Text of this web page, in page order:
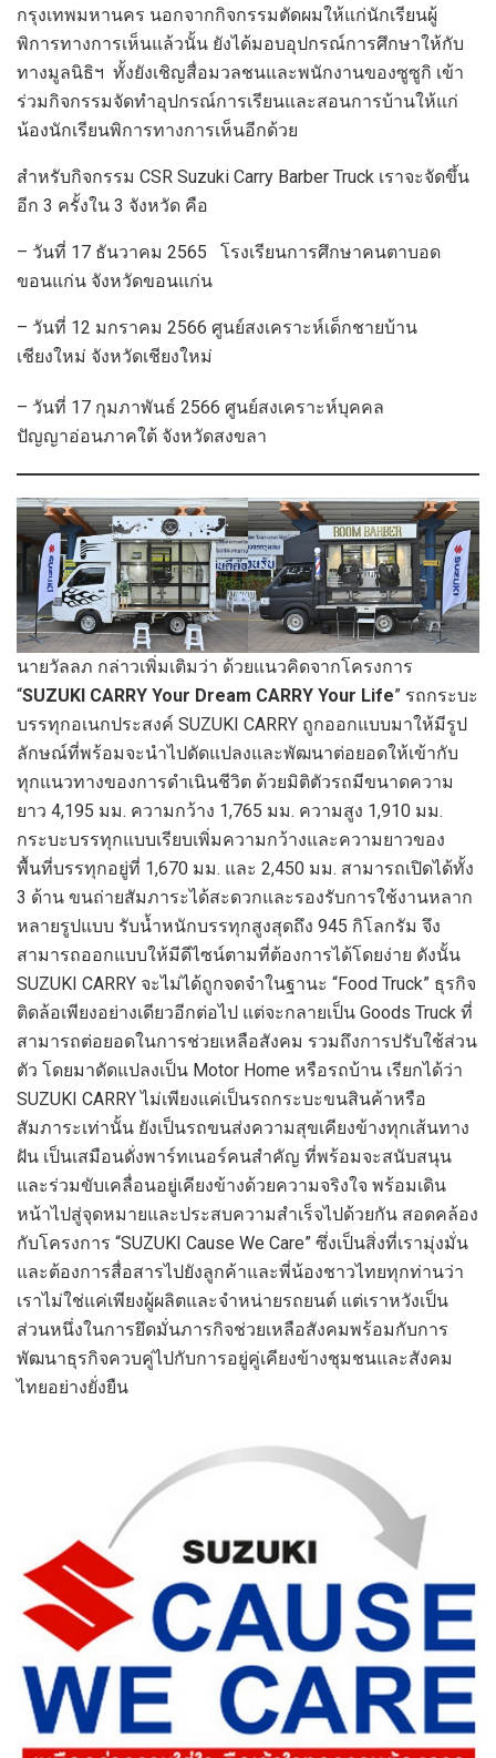
กรุงเทพมหานคร นอกจากกิจกรรมตัดผมให้แก่นักเรียนผู้
พิการทางการเห็นแล้วนั้น ยังได้มอบอุปกรณ์การศึกษาให้กับ
ทางมูลนิธิฯ ทั้งยังเชิญสื่อมวลชนและพนักงานของซูซูกิ เข้า
ร่วมกิจกรรมจัดทำอุปกรณ์การเรียนและสอนการบ้านให้แก่
น้องนักเรียนพิการทางการเห็นอีกด้วย
สำหรับกิจกรรม CSR Suzuki Carry Barber Truck เราจะจัดขึ้น
อีก 3 ครั้งใน 3 จังหวัด คือ
– วันที่ 17 ธันวาคม 2565 โรงเรียนการศึกษาคนตาบอด
ขอนแก่น จังหวัดขอนแก่น
– วันที่ 12 มกราคม 2566 ศูนย์สงเคราะห์เด็กชายบ้าน
เชียงใหม่ จังหวัดเชียงใหม่
– วันที่ 17 กุมภาพันธ์ 2566 ศูนย์สงเคราะห์บุคคล
ปัญญาอ่อนภาคใต้ จังหวัดสงขลา
นายวัลลภ กล่าวเพิ่มเติมว่า ด้วยแนวคิดจากโครงการ
“SUZUKI CARRY Your Dream CARRY Your Life” รถกระบะ
บรรทุกอเนกประสงค์ SUZUKI CARRY ถูกออกแบบมาให้มีรูป
ลักษณ์ที่พร้อมจะนำไปดัดแปลงและพัฒนาต่อยอดให้เข้ากับ
ทุกแนวทางของการดำเนินชีวิต ด้วยมิติตัวรถมีขนาดความ
ยาว 4,195 มม. ความกว้าง 1,765 มม. ความสูง 1,910 มม.
กระบะบรรทุกแบบเรียบเพิ่มความกว้างและความยาวของ
พื้นที่บรรทุกอยู่ที่ 1,670 มม. และ 2,450 มม. สามารถเปิดได้ทั้ง
3 ด้าน ขนถ่ายสัมภาระได้สะดวกและรองรับการใช้งานหลาก
หลายรูปแบบ รับน้ำหนักบรรทุกสูงสุดถึง 945 กิโลกรัม จึง
สามารถออกแบบให้มีดีไซน์ตามที่ต้องการได้โดยง่าย ดังนั้น
SUZUKI CARRY จะไม่ได้ถูกจดจำในฐานะ “Food Truck” ธุรกิจ
ติดล้อเพียงอย่างเดียวอีกต่อไป แต่จะกลายเป็น Goods Truck ที่
สามารถต่อยอดในการช่วยเหลือสังคม รวมถึงการปรับใช้ส่วน
ตัว โดยมาดัดแปลงเป็น Motor Home หรือรถบ้าน เรียกได้ว่า
SUZUKI CARRY ไม่เพียงแค่เป็นรถกระบะขนสินค้าหรือ
สัมภาระเท่านั้น ยังเป็นรถขนส่งความสุขเคียงข้างทุกเส้นทาง
ฝัน เป็นเสมือนดั่งพาร์ทเนอร์คนสำคัญ ที่พร้อมจะสนับสนุน
และร่วมขับเคลื่อนอยู่เคียงข้างด้วยความจริงใจ พร้อมเดิน
หน้าไปสู่จุดหมายและประสบความสำเร็จไปด้วยกัน สอดคล้อง
กับโครงการ “SUZUKI Cause We Care” ซึ่งเป็นสิ่งที่เรามุ่งมั่น
และต้องการสื่อสารไปยังลูกค้าและพี่น้องชาวไทยทุกท่านว่า
เราไม่ใช่แค่เพียงผู้ผลิตและจำหน่ายรถยนต์ แต่เราหวังเป็น
ส่วนหนึ่งในการยึดมั่นภารกิจช่วยเหลือสังคมพร้อมกับการ
พัฒนาธุรกิจควบคู่ไปกับการอยู่คู่เคียงข้างชุมชนและสังคม
ไทยอย่างยั่งยืน